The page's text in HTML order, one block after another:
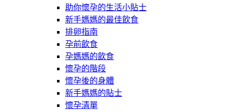
助你懷孕的生活小貼士
新手媽媽的最佳飲食
排卵指南
孕前飲食
孕媽媽的飲食
懷孕的階段
懷孕後的身體
新手媽媽的貼士
懷孕清單